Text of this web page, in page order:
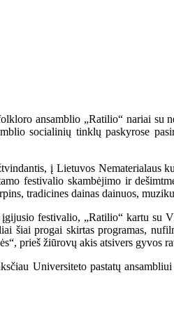
ansamblio „Ratilio“ nariai
socialinių tinklų paskyrose
į Lietuvos Nematerialaus
festivalio skambėjimo ir
tradicines dainas dainuos,
festivalio, „Ratilio“ kartu su
šiai progai skirtas programas,
prieš žiūrovų akis atsivers gyvos
Universiteto pastatų